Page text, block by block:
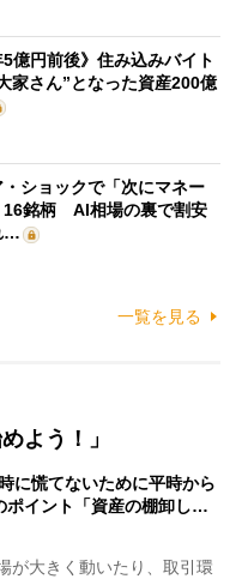
5億円前後》住み込みバイト
家さん”となった資産200億
ショックで「次にマネー
16銘柄 AI相場の裏で割安
…
一覧を見る
よう！」
に慌てないために平時から
ポイント「資産の棚卸し…
が大きく動いたり、取引環